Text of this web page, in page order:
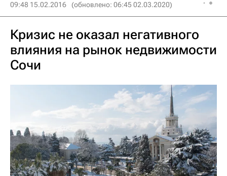
09:48 15.02.2016 (обновлено: 06:45 02.03.2020)
Кризис не оказал негативного
влияния на рынок недвижимости
Сочи